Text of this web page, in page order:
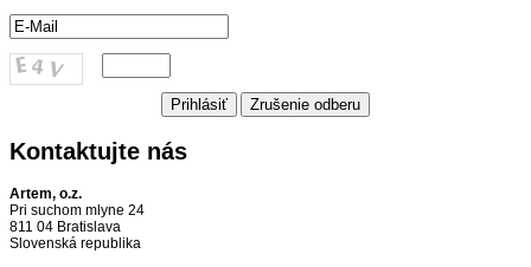
Kontaktujte nás
Artem, o.z.
Pri suchom mlyne 24
811 04 Bratislava
Slovenská republika